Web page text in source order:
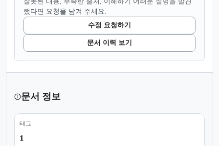
했다면 요청을 남겨 주세요.
수정 요청하기
문서 이력 보기
문서 정보
태그
1